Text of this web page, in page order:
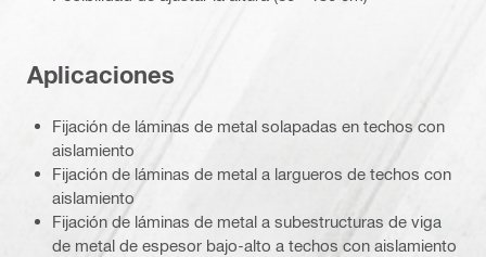
Aplicaciones
Fijación de láminas de metal solapadas en techos con
aislamiento
Fijación de láminas de metal a largueros de techos con
aislamiento
Fijación de láminas de metal a subestructuras de viga
de metal de espesor bajo-alto a techos con aislamiento